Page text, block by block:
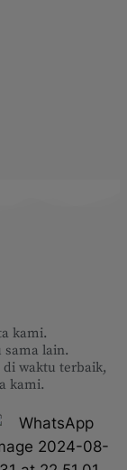
kami.
sama lain.
waktu terbaik,
kami.